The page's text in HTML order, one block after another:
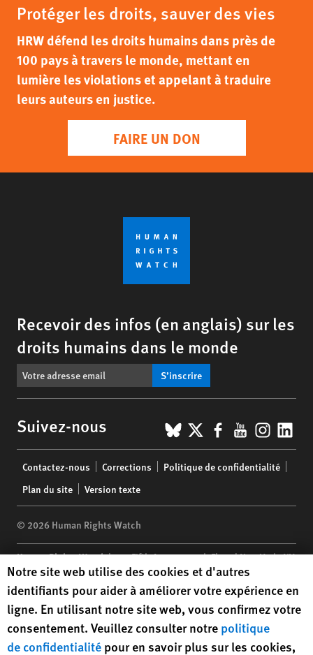
Protéger les droits, sauver des vies
HRW défend les droits humains dans près de
100 pays à travers le monde, mettant en
lumière les violations et appelant à traduire
leurs auteurs en justice.
FAIRE UN DON
Recevoir des infos (en anglais) sur les
droits humains dans le monde
S’inscrire
Suivez-nous BlueSky
X Facebook
YouTube
menu
Contactez-nous Corrections
Politique de confidentialité
Plan du site
Version texte
© 2026 Human Rights Watch
Human Rights Watch| 350 Fifth Avenue, 34th Floor | New York,NY
10118-3299USA |t1.212.290.4700
Human Rights Watchis a 501(C)(3) nonprofit registered in the US
under EIN: 13-2875808
Human Rights Watch cookie preferences
Notre site web utilise des cookies et d'autres
identifiants pour aider à améliorer votre expérience en
ligne. En utilisant notre site web, vous confirmez votre
consentement. Veuillez consulter notre politique
de confidentialité pour en savoir plus sur les cookies,